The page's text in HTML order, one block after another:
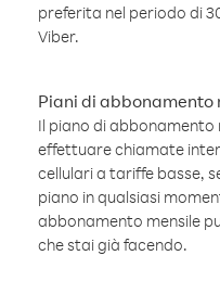
preferita nel periodo di
Viber.
Piani di abbonamento
Il piano di abbonamento
effettuare chiamate
cellulari a tariffe basse,
piano in qualsiasi
abbonamento mensile
che stai già facendo.